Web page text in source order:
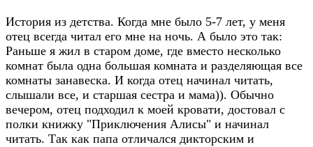
История из детства. Когда мне было 5-7 лет, у меня
отец всегда читал его мне на ночь. А было это так:
Раньше я жил в старом доме, где вместо несколько
комнат была одна большая комната и разделяющая все
комнаты занавеска. И когда отец начинал читать,
слышали все, и старшая сестра и мама)). Обычно
вечером, отец подходил к моей кровати, достовал с
полки книжку "Приключения Алисы" и начинал
читать. Так как папа отличался дикторским и